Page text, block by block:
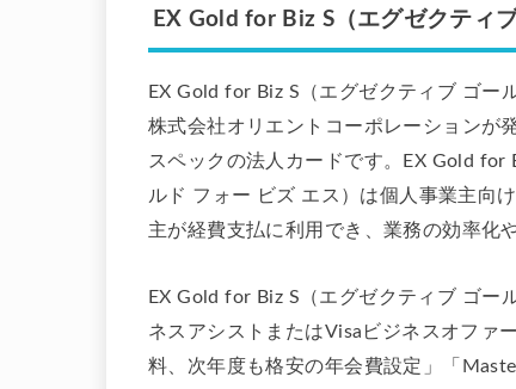
EX Gold for Biz S（エグゼクティ
EX Gold for Biz S（エグゼクティブ ゴー
株式会社オリエントコーポレーションが
スペックの法人カードです。EX Gold for
ルド フォー ビズ エス）は個人事業主向
主が経費支払に利用でき、業務の効率化
EX Gold for Biz S（エグゼクティブ ゴー
ネスアシストまたはVisaビジネスオファ
料、次年度も格安の年会費設定」「